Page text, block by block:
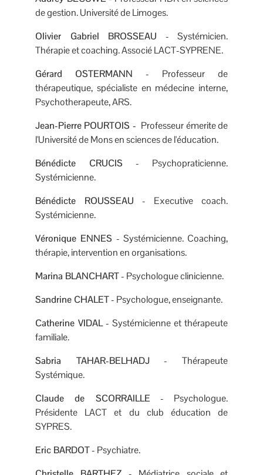
de gestion. Université de Limoges.
Olivier Gabriel BROSSEAU - Systémicien.
Thérapie et coaching. Associé LACT-SYPRENE.
Gérard
OSTERMANN - Professeur de
thérapeutique, spécialiste en médecine interne,
Psychotherapeute, ARS.
Jean-Pierre POURTOIS - Professeur émerite de
l'Université de Mons en sciences de l'éducation.
Bénédicte CRUCIS - Psychopraticienne.
Systémicienne.
Bénédicte ROUSSEAU - Executive coach.
Systémicienne.
Véronique ENNES - Systémicienne. Coaching,
thérapie, intervention en organisations.
Marina BLANCHART- Psychologue clinicienne.
Sandrine CHALET- Psychologue, enseignante.
Catherine VIDAL- Systémicienne et thérapeute
familiale.
Sabria TAHAR-BELHADJ- Thérapeute
Systémique.
Claude de SCORRAILLE - Psychologue.
Présidente LACT et du club éducation de
SYPRES.
Eric BARDOT- Psychiatre.